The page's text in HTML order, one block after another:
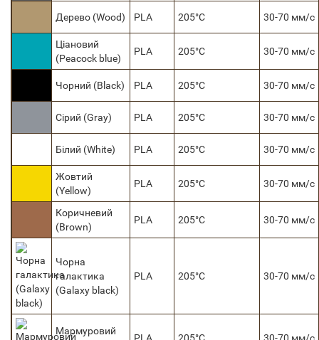
Дерево (Wood) PLA 205°C 30-70 мм/с
Ціановий
(Peacock blue)
PLA 205°C 30-70 мм/с
Чорний (Black) PLA 205°C 30-70 мм/с
Сірий (Gray) PLA 205°C 30-70 мм/с
Білий (White) PLA 205°C 30-70 мм/с
Жовтий
(Yellow)
PLA 205°C 30-70 мм/с
Коричневий
(Brown)
PLA 205°C 30-70 мм/с
Чорна
галактика
(Galaxy black)
PLA 205°C 30-70 мм/с
Мармуровий